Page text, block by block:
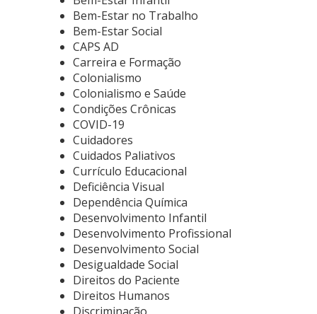
Bem-Estar no Trabalho
Bem-Estar Social
CAPS AD
Carreira e Formação
Colonialismo
Colonialismo e Saúde
Condições Crônicas
COVID-19
Cuidadores
Cuidados Paliativos
Currículo Educacional
Deficiência Visual
Dependência Química
Desenvolvimento Infantil
Desenvolvimento Profissional
Desenvolvimento Social
Desigualdade Social
Direitos do Paciente
Direitos Humanos